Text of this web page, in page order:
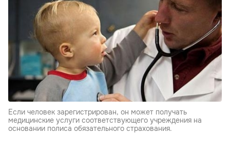
Если человек зарегистрирован, он может получать
медицинские услуги соответствующего учреждения на
основании полиса обязательного страхования.